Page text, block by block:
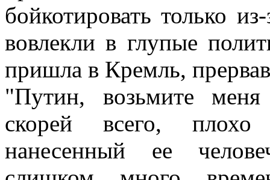
бойкотировать только
вовлекли в глупые
пришла в Кремль,
"Путин, возьмите
скорей всего, плохо
нанесенный ее